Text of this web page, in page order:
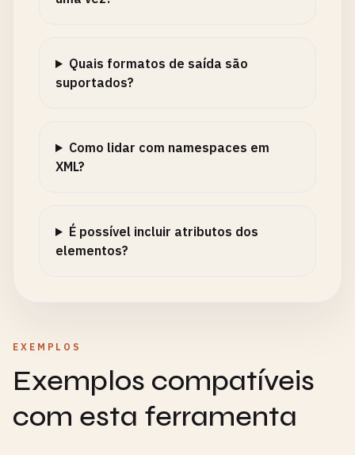
Quais formatos de saída são
suportados?
Como lidar com namespaces em
XML?
É possível incluir atributos dos
elementos?
EXEMPLOS
Exemplos compatíveis
com esta ferramenta